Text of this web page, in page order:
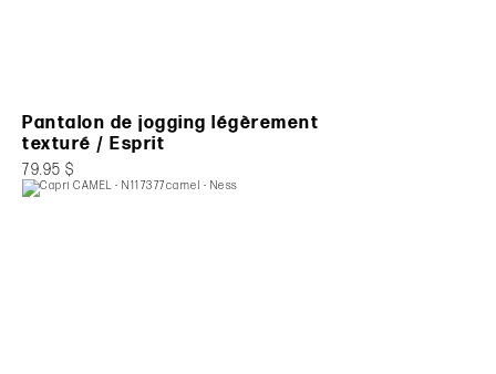
Pantalon de jogging légèrement
texturé / Esprit
79.95 $